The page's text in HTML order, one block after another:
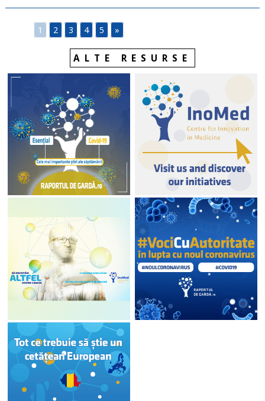
1 2 3 4 5 »
ALTE RESURSE